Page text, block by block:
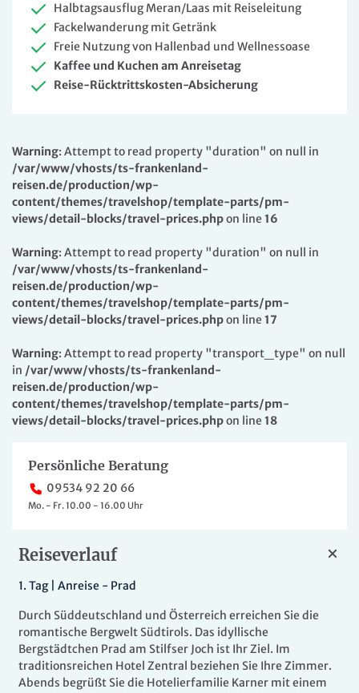
Reiseverlauf
1. Tag | Anreise - Prad
Durch Süddeutschland und Österreich erreichen Sie die
romantische Bergwelt Südtirols. Das idyllische
Bergstädtchen Prad am Stilfser Joch ist Ihr Ziel. Im
traditionsreichen Hotel Zentral beziehen Sie Ihre Zimmer.
Abends begrüßt Sie die Hotelierfamilie Karner mit einem
Halbtagsausflug Meran/Laas mit Reiseleitung
Fackelwanderung mit Getränk
Freie Nutzung von Hallenbad und Wellnessoase
Kaffee und Kuchen am Anreisetag
Reise-Rücktrittskosten-Absicherung
Warning: Attempt to read property "duration" on null in
/var/www/vhosts/ts-frankenland-
reisen.de/production/wp-
content/themes/travelshop/template-parts/pm-
views/detail-blocks/travel-prices.phpon line 16
Warning: Attempt to read property "duration" on null in
/var/www/vhosts/ts-frankenland-
reisen.de/production/wp-
content/themes/travelshop/template-parts/pm-
views/detail-blocks/travel-prices.phpon line 17
Warning: Attempt to read property "transport_type" on null
in /var/www/vhosts/ts-frankenland-
reisen.de/production/wp-
content/themes/travelshop/template-parts/pm-
views/detail-blocks/travel-prices.phpon line 18
Persönliche Beratung
09534 92 20 66
Mo. - Fr. 10.00 - 16.00 Uhr